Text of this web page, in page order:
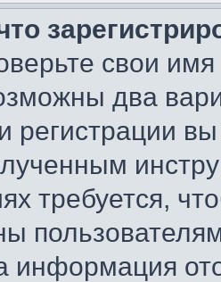
свои
два
регистрации
требуется,
информация